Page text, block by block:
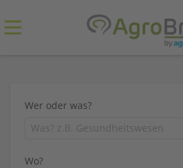
Wer oder was?
Wo?